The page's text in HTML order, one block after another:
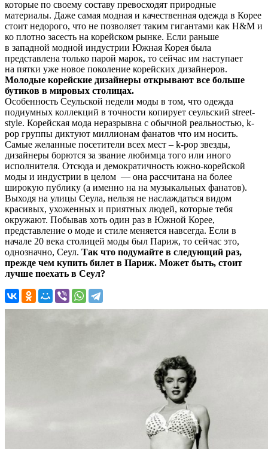
которые по своему составу превосходят природные
материалы. Даже самая модная и качественная одежда в Корее
стоит недорого, что не позволяет таким гигантами как H&M и
ко плотно засесть на корейском рынке. Если раньше
в западной модной индустрии Южная Корея была
представлена только парой марок, то сейчас им наступает
на пятки уже новое поколение корейских дизайнеров.
Молодые корейские дизайнеры открывают все больше
бутиков в мировых столицах.
Особенность Сеульской недели моды в том, что одежда
подиумных коллекций в точности копирует сеульский street-
style. Корейская мода неразрывна с обычной реальностью, k-
pop группы диктуют миллионам фанатов что им носить.
Самые желанные посетители всех мест – k-pop звезды,
дизайнеры борются за звание любимца того или иного
исполнителя. Отсюда и демократичность южно-корейской
моды и индустрии в целом — она рассчитана на более
широкую публику (а именно на на музыкальных фанатов).
Выходя на улицы Сеула, нельзя не наслаждаться видом
красивых, ухоженных и приятных людей, которые тебя
окружают. Побывав хоть один раз в Южной Корее,
представление о моде и стиле меняется навсегда. Если в
начале 20 века столицей моды был Париж, то сейчас это,
однозначно, Сеул. Так что подумайте в следующий раз,
прежде чем купить билет в Париж. Может быть, стоит
лучше поехать в Сеул?